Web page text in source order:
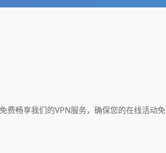
费畅享我们的VPN服务，确保您的在线活动免